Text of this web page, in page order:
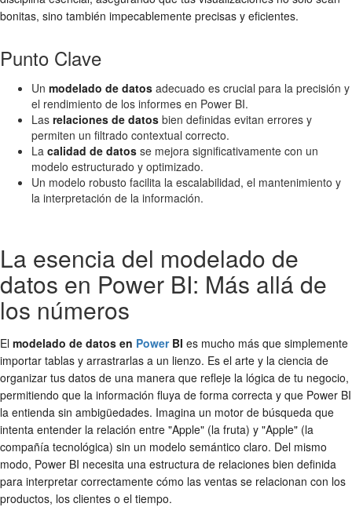
bonitas, sino también impecablemente precisas y eficientes.
Punto Clave
Un modelado de datos adecuado es crucial para la precisión y
el rendimiento de los informes en Power BI.
Las relaciones de datos bien definidas evitan errores y
permiten un filtrado contextual correcto.
La calidad de datos se mejora significativamente con un
modelo estructurado y optimizado.
Un modelo robusto facilita la escalabilidad, el mantenimiento y
la interpretación de la información.
La esencia del modelado de
datos en Power BI: Más allá de
los números
El modelado de datos en PowerBI es mucho más que simplemente
importar tablas y arrastrarlas a un lienzo. Es el arte y la ciencia de
organizar tus datos de una manera que refleje la lógica de tu negocio,
permitiendo que la información fluya de forma correcta y que Power BI
la entienda sin ambigüedades. Imagina un motor de búsqueda que
intenta entender la relación entre "Apple" (la fruta) y "Apple" (la
compañía tecnológica) sin un modelo semántico claro. Del mismo
modo, Power BI necesita una estructura de relaciones bien definida
para interpretar correctamente cómo las ventas se relacionan con los
productos, los clientes o el tiempo.